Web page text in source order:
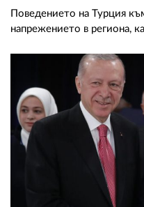
Поведението на Турция
напрежението в региона,